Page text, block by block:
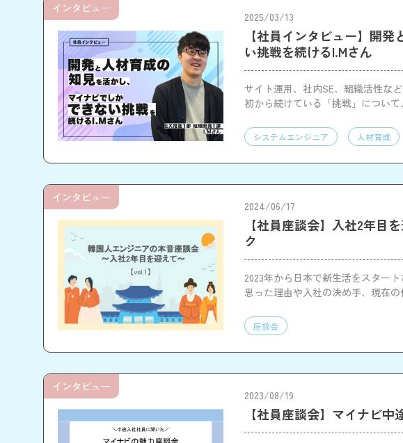
2025/03/13
【社員インタビュー】開
い挑戦を続けるI.Mさん
サイト運用、社内SE、組織活性な
初から続けている「挑戦」につい
システムエンジニア 人材育成
インタビュー
2024/06/17
【社員座談会】入社2年目
ク
2023年から日本で新生活をスター
思った理由や入社の決め手、現在
座談会
インタビュー
2023/08/19
【社員座談会】マイナビ
インタビュー